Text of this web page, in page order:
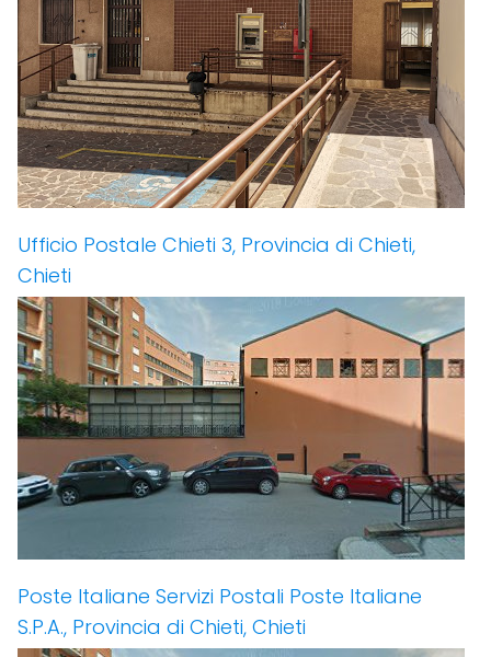
Ufficio Postale Chieti 3, Provincia di Chieti,
Chieti
Poste Italiane Servizi Postali Poste Italiane
S.P.A., Provincia di Chieti, Chieti